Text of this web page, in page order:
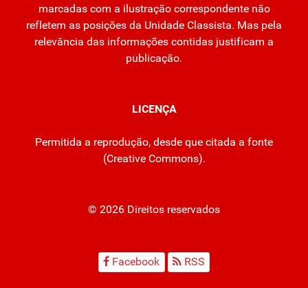
marcadas com a ilustração correspondente não
refletem as posições da Unidade Classista. Mas pela
relevância das informações contidas justificam a
publicação.
LICENÇA
Permitida a reprodução, desde que citada a fonte
(Creative Commons).
© 2026 Direitos reservados
Facebook RSS